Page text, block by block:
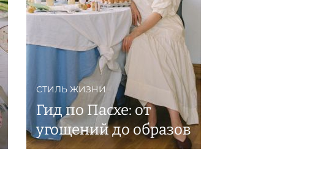
СТИЛЬ ЖИЗНИ
Гид по Пасхе: от
угощений до образов